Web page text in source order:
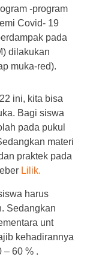
-program
Covid- 19
pada
dilakukan
muka-red).
ini, kita bisa
Bagi siswa
pada pukul
materi
praktek pada
Lilik.
harus
Sedangkan
unt
kehadirannya
– 60 % .